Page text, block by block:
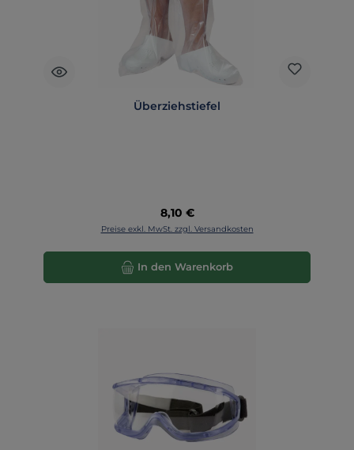
Überziehstiefel
Regulärer Preis:
8,10 €
Preise exkl. MwSt. zzgl. Versandkosten
In den Warenkorb